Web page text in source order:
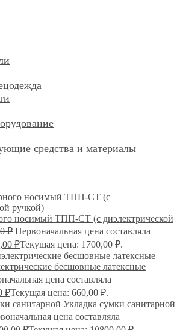
средства и материалы
носимый ТПП-СТ (с диэлектрической
₽ Первоначальная цена составляла
₽Текущая цена: 1700,00 ₽.
бесшовные латексные
цена составляла
₽Текущая цена: 660,00 ₽.
Укладка сумки санитарной
цена составляла